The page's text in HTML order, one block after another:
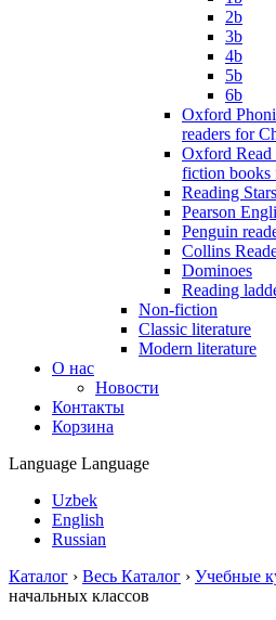
2b
3b
4b
5b
6b
Oxford
readers for
Oxford Read
fiction books
Reading Stars
Pearson
Penguin
Collins
Dominoes
Reading
Non-fiction
Classic literature
Modern literature
О нас
Новости
Контакты
Корзина
Language Language
Uzbek
English
Russian
Каталог › Весь Каталог › Учебные
начальных классов